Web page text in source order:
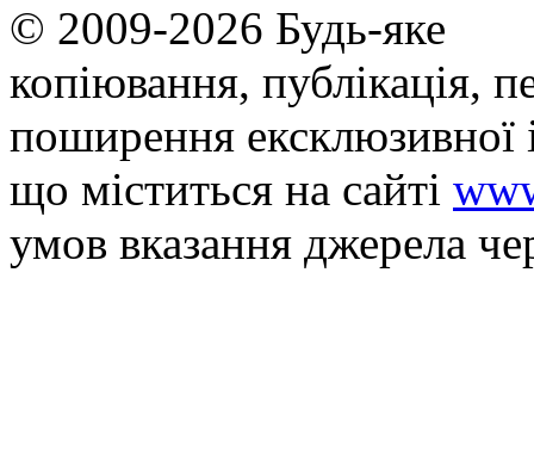
© 2009-2026 Будь-яке
копiювання, публiкацiя,
поширення
що мiститься на сайті
умов вказання джерела